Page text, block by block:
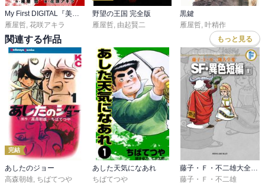
My First DIGITAL『美味しんぼ』キャラクター ア・ラ・カルト
雁屋哲, 花咲アキラ
野望の王国 完全版
雁屋哲, 由起賢二
黒鍵
雁屋哲, 叶精作
関連する作品 もっと見る
完結
あしたのジョー
高森朝雄 ちばてつや
あした天気になあれ
ちばてつや
藤子・Ｆ・不二雄